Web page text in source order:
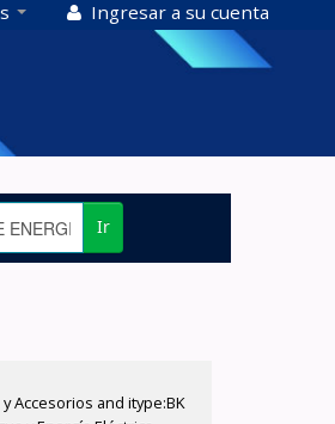
Ingresar a su cuenta
Ir
Accesorios and itype:BK